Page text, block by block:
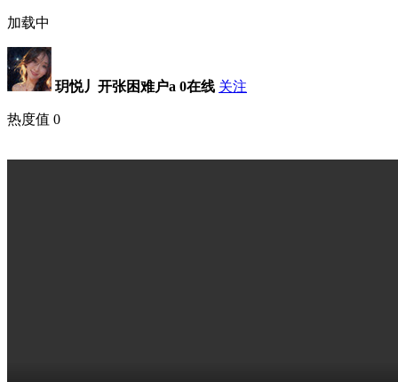
加载中
玥悦丿开张困难户a 0在线 关注
热度值 0